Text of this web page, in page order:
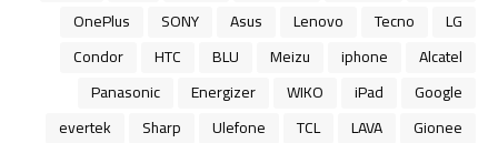
LG
Tecno
Lenovo
Asus
SONY
OnePlus
Alcatel
iphone
Meizu
BLU
HTC
Condor
Google
iPad
WIKO
Energizer
Panasonic
Gionee
LAVA
TCL
Ulefone
Sharp
evertek